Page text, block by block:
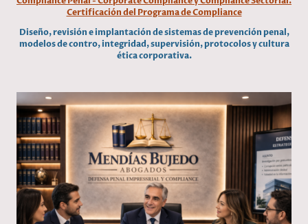
Certificación del Programa de Compliance
Diseño, revisión e implantación de sistemas de prevención penal,
modelos de contro, integridad, supervisión, protocolos y cultura
ética corporativa.